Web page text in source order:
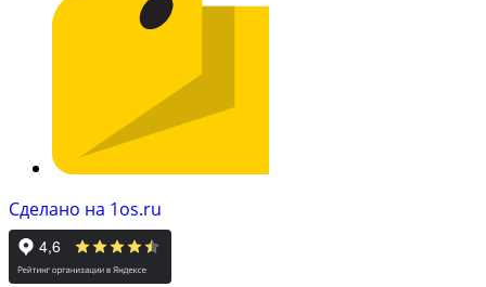
Сделано на 1os.ru